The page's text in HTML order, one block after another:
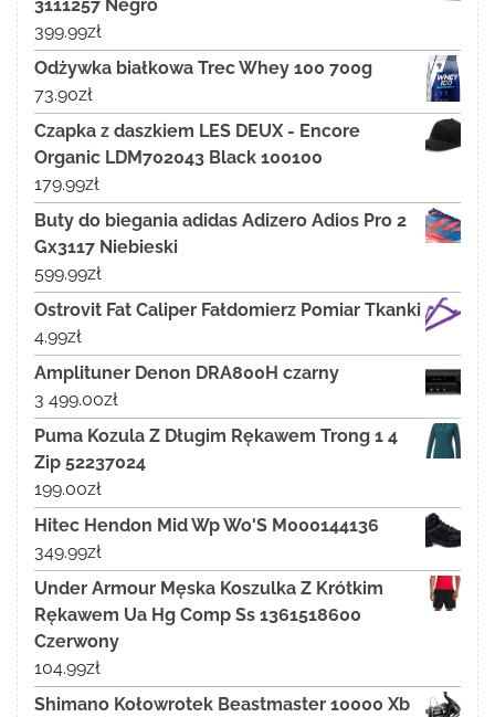
3111257 Negro
399.99zł
Odżywka białkowa Trec Whey 100 700g
73.90zł
Czapka z daszkiem LES DEUX - Encore
Organic LDM702043 Black 100100
179.99zł
Buty do biegania adidas Adizero Adios Pro 2
Gx3117 Niebieski
599.99zł
Ostrovit Fat Caliper Fałdomierz Pomiar Tkanki
4.99zł
Amplituner Denon DRA800H czarny
3 499.00zł
Puma Kozula Z Długim Rękawem Trong 1 4
Zip 52237024
199.00zł
Hitec Hendon Mid Wp Wo'S M000144136
349.99zł
Under Armour Męska Koszulka Z Krótkim
Rękawem Ua Hg Comp Ss 1361518600
Czerwony
104.99zł
Shimano Kołowrotek Beastmaster 10000 Xb